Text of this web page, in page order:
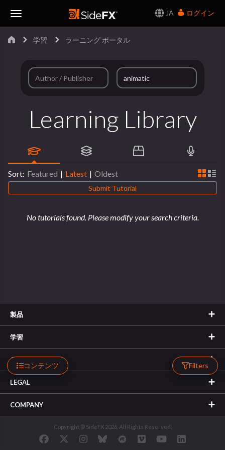
JA
ログイン
コンテンツ Filters
学習 ラーニング ポータル
Learning Library
Sort: Featured | Latest | Oldest
Submit Tutorial
No tutorials found. Please modify your search criteria.
製品
学習
サポート
LEGAL
COMPANY
Copyright © SideFX 2026. All Rights Reserved.